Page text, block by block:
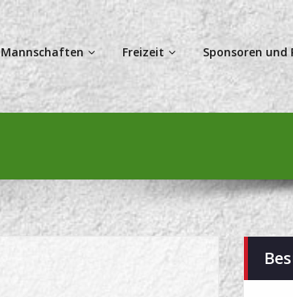
Mannschaften Freizeit Sponsoren und